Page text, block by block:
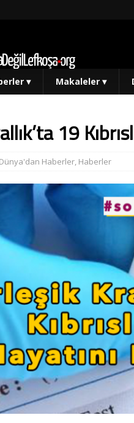
▾ Makaleler ▾
19
Dünya'dan Haberler, Haberler